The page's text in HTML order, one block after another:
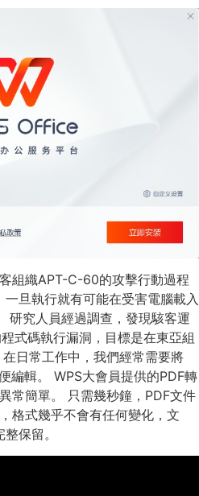
組織APT-C-60的攻擊行動過程
旦執行就有可能在受害電腦載入
研究人員經過調查，發現駭客運
式碼執行漏洞，目標是在東亞組
日常工作中，我們經常需要將
編輯。 WPS大會員提供的PDF轉
常簡單。 只需幾秒鐘，PDF文件
格式幾乎不會有任何變化，文
保留。